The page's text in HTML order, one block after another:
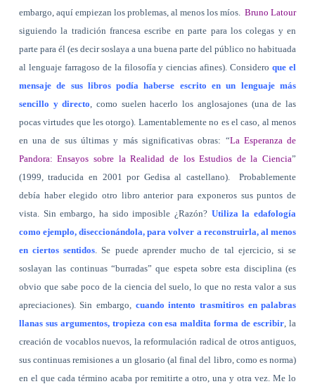
embargo, aquí empiezan los problemas, al menos los míos.
Bruno Latour
siguiendo la tradición francesa escribe en parte para los colegas y en
parte para él (es decir soslaya a una buena parte del público no habituada
al lenguaje farragoso de la filosofía y ciencias afines). Consideroque el
mensaje de sus libros podía haberse escrito en un lenguaje más
sencillo y directo , como suelen hacerlo los anglosajones (una de las
pocas virtudes que les otorgo). Lamentablemente no es el caso, al menos
en una de sus últimas y más significativas obras: “La Esperanza de
Pandora: Ensayos sobre la Realidad de los Estudios de la Ciencia”
(1999, traducida en 2001 por Gedisa al castellano).
Probablemente
debía haber elegido otro libro anterior para exponeros sus puntos de
vista. Sin embargo, ha sido imposible ¿Razón? Utiliza la edafología
como ejemplo, diseccionándola, para volver a reconstruirla, al menos
en ciertos sentidos . Se puede aprender mucho de tal ejercicio, si se
soslayan las continuas “burradas” que espeta sobre esta disciplina (es
obvio que sabe poco de la ciencia del suelo, lo que no resta valor a sus
apreciaciones). Sin embargo, cuando intento trasmitiros en palabras
llanas sus argumentos, tropieza con esa maldita forma de escribir , la
creación de vocablos nuevos, la reformulación radical de otros antiguos,
sus continuas remisiones a un glosario (al final del libro, como es norma)
en el que cada término acaba por remitirte a otro, una y otra vez. Me lo